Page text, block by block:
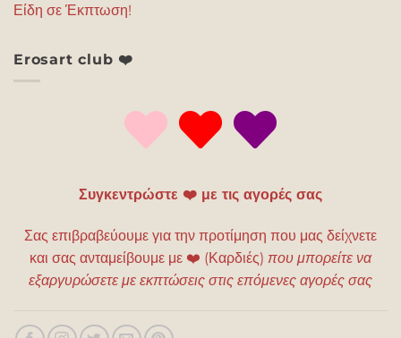
Είδη σε Έκπτωση!
Erosart club ❤️
Συγκεντρώστε ❤️ με τις αγορές σας
Σας επιβραβεύουμε για την προτίμηση που μας δείχνετε
και σας ανταμείβουμε με ❤️ (Καρδιές) που μπορείτε να
εξαργυρώσετε με εκπτώσεις στις επόμενες αγορές σας